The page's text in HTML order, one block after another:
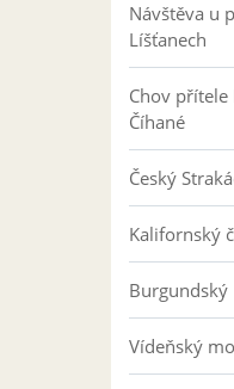
Návštěva u
Líšťanech
Chov přítele
Číhané
Český
Kalifornský
Burgundský
Vídeňský